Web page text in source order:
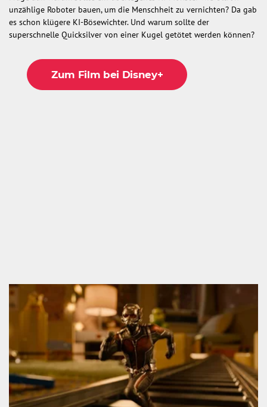
unzählige Roboter bauen, um die Menschheit zu vernichten? Da gab
es schon klügere KI-Bösewichter. Und warum sollte der
superschnelle Quicksilver von einer Kugel getötet werden können?
Zum Film bei Disney+